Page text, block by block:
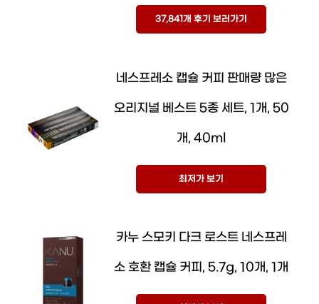
37,841개 후기 보러가기
네스프레소 캡슐 커피 판매량 많은
오리지널 베스트 5종 세트, 1개, 50
개, 40ml
최저가 보기
카누 스모키 다크 로스트 네스프레
소 호환 캡슐 커피, 5.7g, 10개, 1개